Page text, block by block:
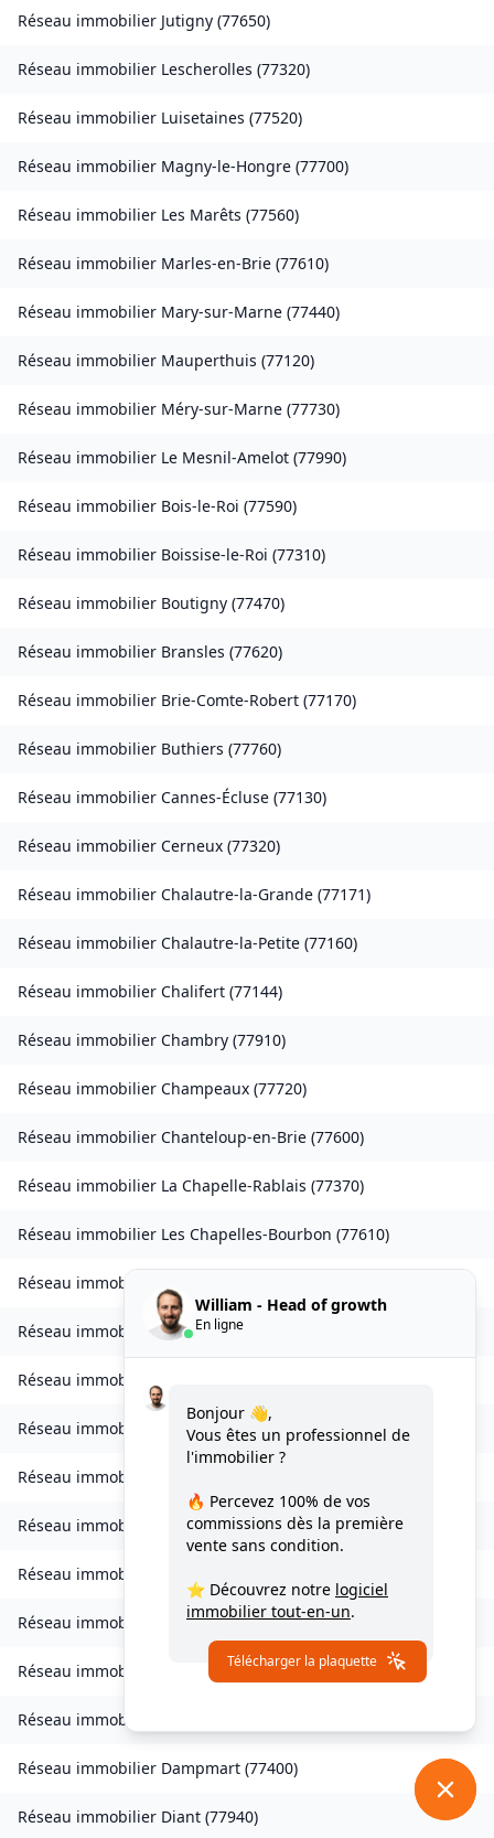
Réseau immobilier Jutigny (77650)
Réseau immobilier Lescherolles (77320)
Réseau immobilier Luisetaines (77520)
Réseau immobilier Magny-le-Hongre (77700)
Réseau immobilier Les Marêts (77560)
Réseau immobilier Marles-en-Brie (77610)
Réseau immobilier Mary-sur-Marne (77440)
Réseau immobilier Mauperthuis (77120)
Réseau immobilier Méry-sur-Marne (77730)
Réseau immobilier Le Mesnil-Amelot (77990)
Réseau immobilier Bois-le-Roi (77590)
Réseau immobilier Boissise-le-Roi (77310)
Réseau immobilier Boutigny (77470)
Réseau immobilier Bransles (77620)
Réseau immobilier Brie-Comte-Robert (77170)
Réseau immobilier Buthiers (77760)
Réseau immobilier Cannes-Écluse (77130)
Réseau immobilier Cerneux (77320)
Réseau immobilier Chalautre-la-Grande (77171)
Réseau immobilier Chalautre-la-Petite (77160)
Réseau immobilier Chalifert (77144)
Réseau immobilier Chambry (77910)
Réseau immobilier Champeaux (77720)
Réseau immobilier Chanteloup-en-Brie (77600)
Réseau immobilier La Chapelle-Rablais (77370)
Réseau immobilier Les Chapelles-Bourbon (77610)
Réseau immobilier
Réseau immobilierCharny (77410
Réseau immobilier
Réseau immobilier Combs-la-Ville(77380)
Réseau immobilier
Réseau immobilier Condé-Sainte-Libiaire( 77450)
Réseau immobilier
Réseau immobilier Courchamp(77560)
Réseau immobilier Crouy-sur-Ourcq(77840)
Réseau immobilier
Réseau immobilier Dampmart (77400)
Réseau immobilier Diant (77940)
William - Head of growth
En ligne
Bonjour 👋,
Vous êtes un professionnel de
l'immobilier ?
🔥 Percevez 100% de vos
commissions dès la première
vente sans condition.
⭐ Découvrez notre logiciel
immobilier tout-en-un.
Télécharger la plaquette